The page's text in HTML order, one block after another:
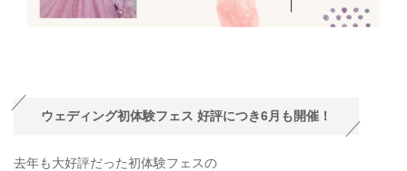
ウェディング初体験フェス 好評につき6月も開催！
去年も大好評だった初体験フェスの